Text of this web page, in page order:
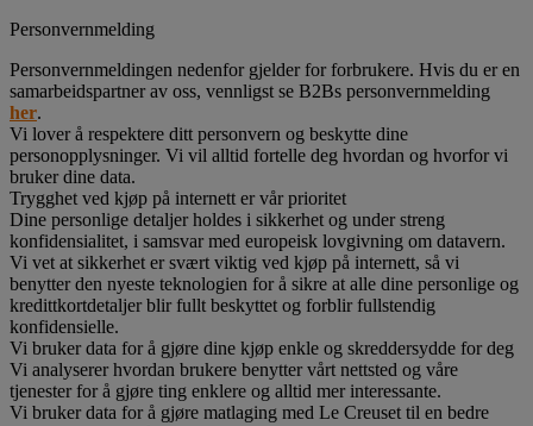
Personvernmelding
Personvernmeldingen nedenfor gjelder for forbrukere. Hvis du er en
samarbeidspartner av oss, vennligst se B2Bs personvernmelding
her.
Vi lover å respektere ditt personvern og beskytte dine
personopplysninger. Vi vil alltid fortelle deg hvordan og hvorfor vi
bruker dine data.
Trygghet ved kjøp på internett er vår prioritet
Dine personlige detaljer holdes i sikkerhet og under streng
konfidensialitet, i samsvar med europeisk lovgivning om datavern.
Vi vet at sikkerhet er svært viktig ved kjøp på internett, så vi
benytter den nyeste teknologien for å sikre at alle dine personlige og
kredittkortdetaljer blir fullt beskyttet og forblir fullstendig
konfidensielle.
Vi bruker data for å gjøre dine kjøp enkle og skreddersydde for deg
Vi analyserer hvordan brukere benytter vårt nettsted og våre
tjenester for å gjøre ting enklere og alltid mer interessante.
Vi bruker data for å gjøre matlaging med Le Creuset til en bedre